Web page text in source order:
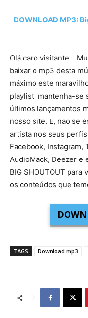
DOWNLOAD MP3:
Olá caro visitante…
baixar o mp3 desta
máximo este
playlist, mantenha-se
últimos lançamentos
nosso site. E, não se
artista nos seus
Facebook, Instagram,
AudioMack, Deezer e
BIG SHOUTOUT para
os conteúdos que
TAGS Download mp3